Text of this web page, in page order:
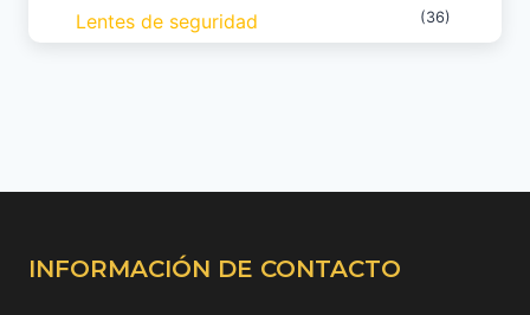
Lentes de seguridad (36)
Protección Respiratoria
INFORMACIÓN DE CONTACTO